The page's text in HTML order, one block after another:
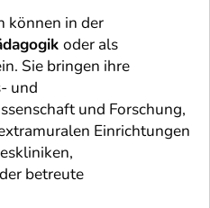
können in der
oder als
Sie bringen ihre
und
und Forschung,
Einrichtungen
betreute